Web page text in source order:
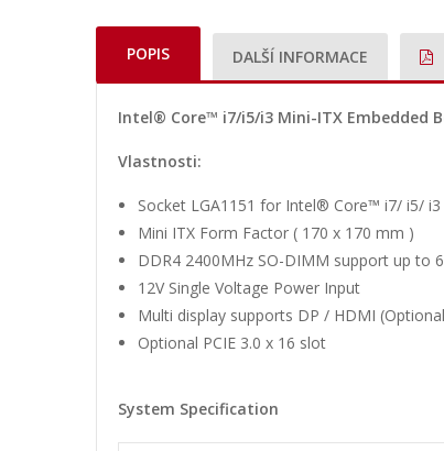
POPIS DALŠÍ INFORMACE
Intel® Core™ i7/i5/i3 Mini-ITX Embedded
Vlastnosti:
Socket LGA1151 for Intel® Core™ i7/ i5/
Mini ITX Form Factor ( 170 x 170 mm )
DDR4 2400MHz SO-DIMM support up to
12V Single Voltage Power Input
Multi display supports DP / HDMI
Optional PCIE 3.0 x 16 slot
System Specification